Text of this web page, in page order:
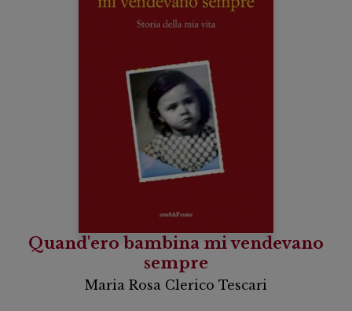
Quand'ero bambina mi vendevano
sempre
Maria Rosa Clerico Tescari